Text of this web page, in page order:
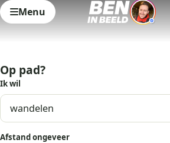
Menu
Op pad?
Ik wil
Afstand ongeveer